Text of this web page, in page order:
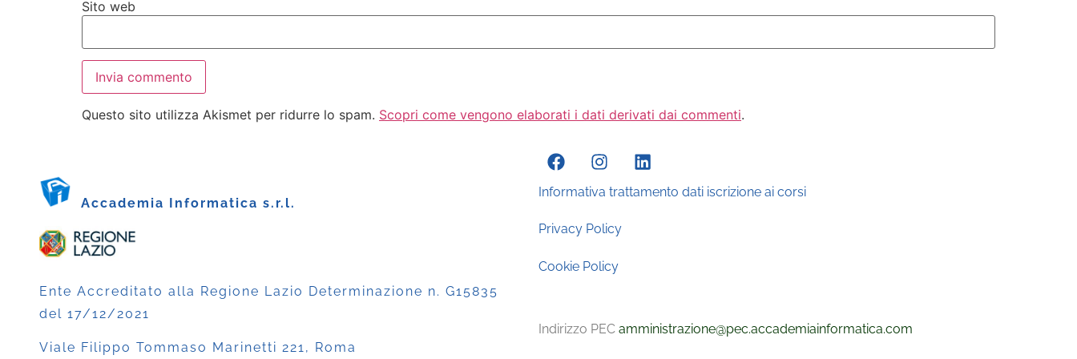
Sito web
Questo sito utilizza Akismet per ridurre lo spam. Scopri come vengono elaborati i dati derivati dai commenti.
Accademia Informatica s.r.l.
Ente Accreditato alla Regione Lazio Determinazione n. G15835
del 17/12/2021
Viale Filippo Tommaso Marinetti 221, Roma
Informativa trattamento dati iscrizione ai corsi
Privacy Policy
Cookie Policy
Indirizzo PEC amministrazione@pec.accademiainformatica.com